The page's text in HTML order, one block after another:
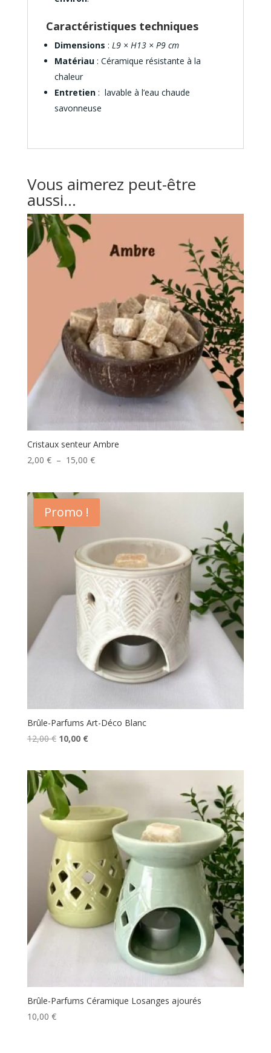
Caractéristiques techniques
Dimensions : L9 × H13 × P9 cm
Matériau: Céramique résistante à la
chaleur
Entretien: lavable à l’eau chaude
savonneuse
Vous aimerez peut-être
aussi…
Cristaux senteur Ambre
2,00 € – 15,00 €Plage
2,00 €
15,00 €
Promo !
Brûle-Parfums Art-Déco Blanc
12,00€ Le
était :
12,00 €.
10,00 €Le
10,00 €.
Brûle-Parfums Céramique Losanges ajourés
10,00 €